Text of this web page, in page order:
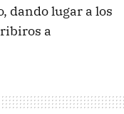
dando lugar a los
a